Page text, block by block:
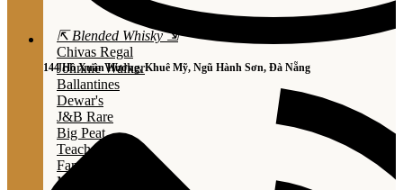
144 Hồ Xuân Hương, Khuê Mỹ, Ngũ Hành Sơn, Đà Nẵng
⇱ Blended Whisky ⇲
Chivas Regal
Johnnie Walker
Ballantines
Dewar's
J&B Rare
Big Peat
Teacher's
Famous Grouse
Monkey Shouder